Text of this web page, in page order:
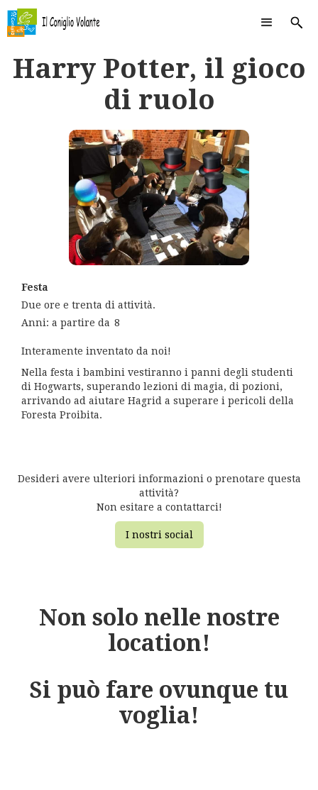
Harry Potter, il gioco
di ruolo
Festa
Due ore e trenta di attività.
Anni: a partire da 8
Interamente inventato da noi!
Nella festa i bambini vestiranno i panni degli studenti
di Hogwarts, superando lezioni di magia, di pozioni,
arrivando ad aiutare Hagrid a superare i pericoli della
Foresta Proibita.
Desideri avere ulteriori informazioni o prenotare questa
attività?
Non esitare a contattarci!
I nostri social
Non solo nelle nostre
location!
Si può fare ovunque tu
voglia!